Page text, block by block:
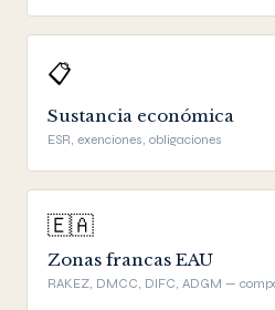
📋
Sustancia económica
ESR, exenciones, obligaciones
🇪🇦
Zonas francas EAU
RAKEZ, DMCC, DIFC, ADGM —